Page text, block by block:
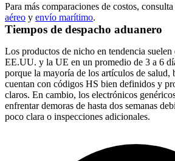
Para más comparaciones de costos,
aéreo y envío marítimo.
Tiempos de despacho aduanero
Los productos de nicho en tendencia suelen
EE.UU. y la UE en un promedio de 3 a 6
porque la mayoría de los artículos de salud,
cuentan con códigos HS bien definidos y
claros. En cambio, los electrónicos
enfrentar demoras de hasta dos semanas
poco clara o inspecciones adicionales.